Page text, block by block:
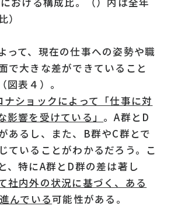
）
って、現在の仕事への姿勢や職
で大きな差ができていること
図表４）。
ナショックによって「仕事に対
影響を受けている」 。A群とD
あるし、また、B群やC群とで
ていることがわかるだろう。こ
、特にA群とD群の差は著し
社内外の状況に基づく、ある
んでいる可能性がある。